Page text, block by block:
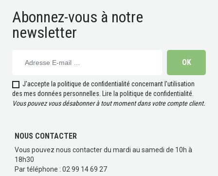
Abonnez-vous à notre
newsletter
J'accepte la politique de confidentialité concernant l'utilisation
des mes données personnelles. Lire la politique de confidentialité.
Vous pouvez vous désabonner à tout moment dans votre compte client.
NOUS CONTACTER
Vous pouvez nous contacter du mardi au samedi de 10h à
18h30
Par téléphone : 02 99 14 69 27